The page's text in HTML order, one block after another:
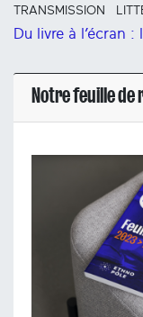
TRANSMISSION
Du livre à l’écran
Notre feuille de